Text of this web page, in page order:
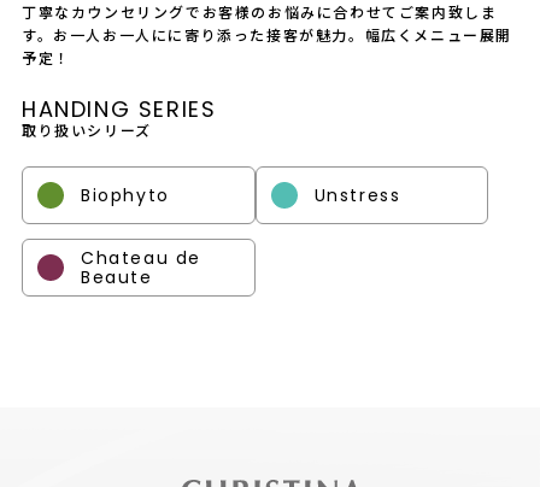
丁寧なカウンセリングでお客様のお悩みに合わせてご案内致しま
す。お一人お一人にに寄り添った接客が魅力。幅広くメニュー展開
予定！
HANDING SERIES
取り扱いシリーズ
Biophyto Unstress
Chateau de
Beaute